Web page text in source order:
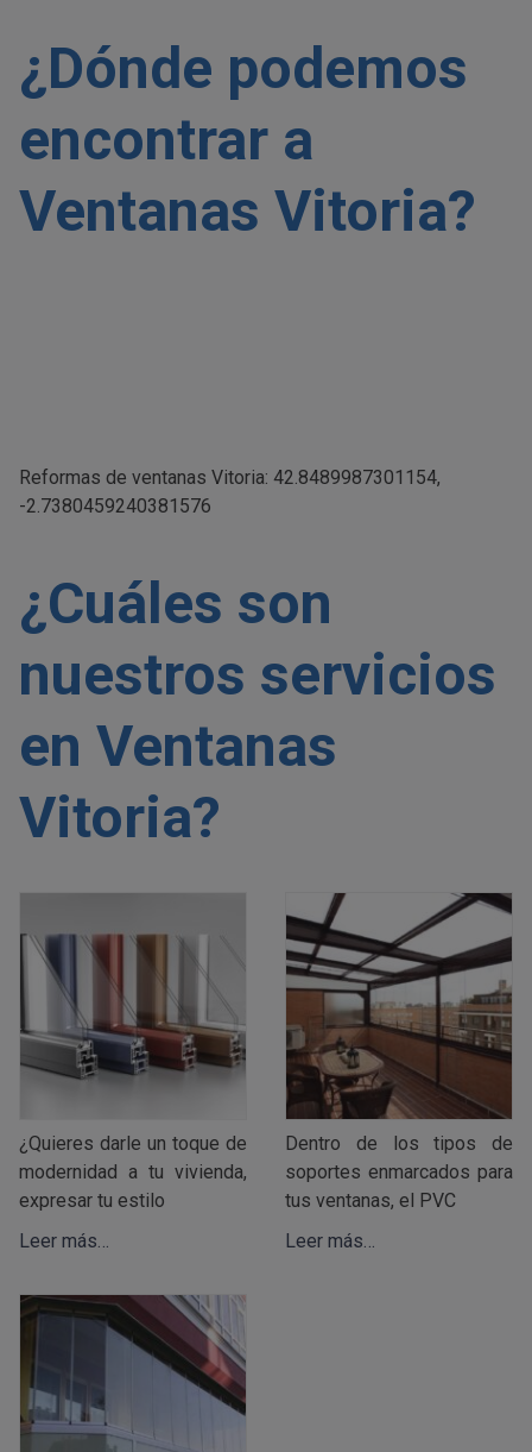
¿Dónde podemos
encontrar a
Ventanas Vitoria?
Reformas de ventanas Vitoria: 42.8489987301154,
-2.7380459240381576
¿Cuáles son
nuestros servicios
en Ventanas
Vitoria?
¿Quieres darle un toque de
modernidad a tu vivienda,
expresar tu estilo
Leer más…
Dentro de los tipos de
soportes enmarcados para
tus ventanas, el PVC
Leer más…